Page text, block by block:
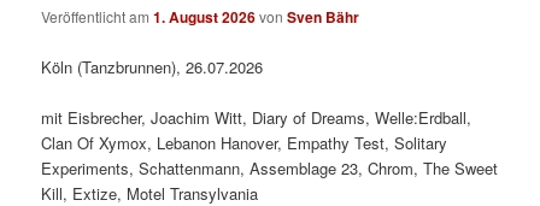
Veröffentlicht am1. August 2026vonSven Bähr
Köln (Tanzbrunnen), 26.07.2026
mit Eisbrecher, Joachim Witt, Diary of Dreams, Welle:Erdball,
Clan Of Xymox, Lebanon Hanover, Empathy Test, Solitary
Experiments, Schattenmann, Assemblage 23, Chrom, The Sweet
Kill, Extize, Motel Transylvania